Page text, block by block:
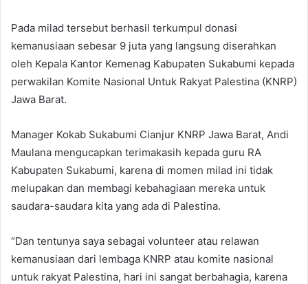
Pada milad tersebut berhasil terkumpul donasi
kemanusiaan sebesar 9 juta yang langsung diserahkan
oleh Kepala Kantor Kemenag Kabupaten Sukabumi kepada
perwakilan Komite Nasional Untuk Rakyat Palestina (KNRP)
Jawa Barat.
Manager Kokab Sukabumi Cianjur KNRP Jawa Barat, Andi
Maulana mengucapkan terimakasih kepada guru RA
Kabupaten Sukabumi, karena di momen milad ini tidak
melupakan dan membagi kebahagiaan mereka untuk
saudara-saudara kita yang ada di Palestina.
“Dan tentunya saya sebagai volunteer atau relawan
kemanusiaan dari lembaga KNRP atau komite nasional
untuk rakyat Palestina, hari ini sangat berbahagia, karena